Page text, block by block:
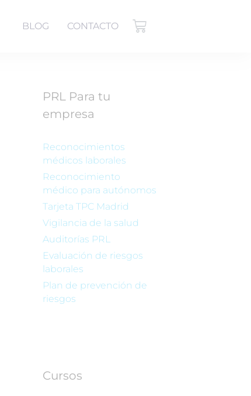
BLOG CONTACTO
PRL Para tu
empresa
Reconocimientos
médicos laborales
Reconocimiento
médico para autónomos
Tarjeta TPC Madrid
Vigilancia de la salud
Auditorías PRL
Evaluación de riesgos
laborales
Plan de prevención de
riesgos
Cursos